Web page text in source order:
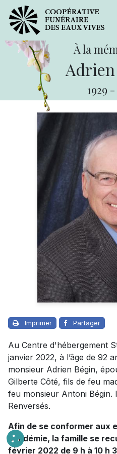
À la
1929 -
Imprimer Partager
Au Centre d'hébergement
janvier 2022, à l’âge de 92
monsieur Adrien Bégin,
Gilberte Côté, fils de feu
feu monsieur Antoni Bégin.
Renversés.
Afin de se conformer aux
pandémie, la famille se
février 2022 de 9 h à 10 h